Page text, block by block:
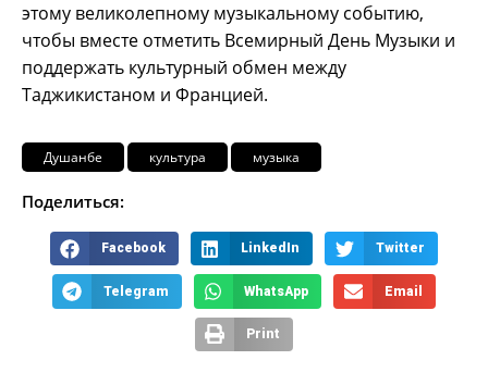
этому великолепному музыкальному событию,
чтобы вместе отметить Всемирный День Музыки и
поддержать культурный обмен между
Таджикистаном и Францией.
Душанбе культура музыка
Поделиться:
Facebook LinkedIn Twitter
Telegram WhatsApp Email
Print